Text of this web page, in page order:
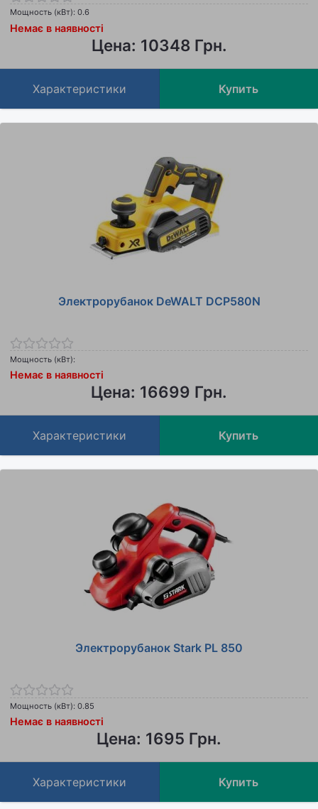
Мощность (кВт): 0.6
Цена: 10348 Грн.
Немає в наявності
Характеристики Купить
Электрорубанок DeWALT DCP580N
Мощность (кВт):
Цена: 16699 Грн.
Немає в наявності
Характеристики Купить
Электрорубанок Stark PL 850
Мощность (кВт): 0.85
Цена: 1695 Грн.
Немає в наявності
Характеристики Купить